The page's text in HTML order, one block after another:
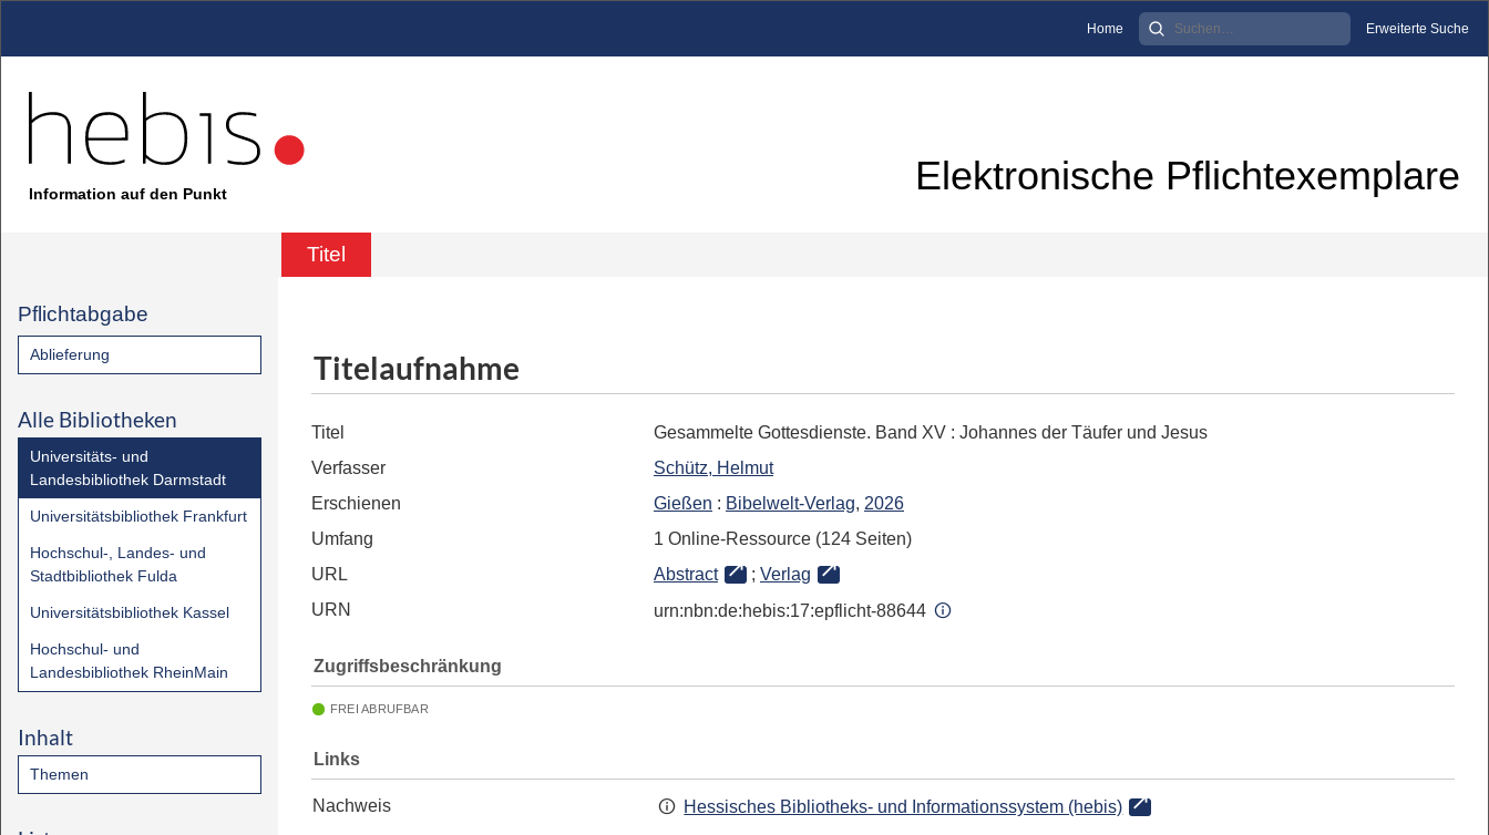
Home Erweiterte Suche
Information auf den Punkt Elektronische Pflichtexemplare
Titel
Pflichtabgabe
Ablieferung
Alle Bibliotheken
Universitäts- und
Landesbibliothek Darmstadt
Universitätsbibliothek Frankfurt
Hochschul-, Landes- und
Stadtbibliothek Fulda
Universitätsbibliothek Kassel
Hochschul- und
Landesbibliothek RheinMain
Inhalt
Themen
Titelaufnahme
Titel Gesammelte Gottesdienste. Band XV : Johannes der Täufer und Jesus
Verfasser
Schütz, Helmut
Erschienen
Gießen : Bibelwelt-Verlag, 2026
Umfang
1 Online-Ressource (124 Seiten)
URL
Abstract ; Verlag
URN
urn:nbn:de:hebis:17:epflicht-88644
Zugriffsbeschränkung
FREI ABRUFBAR
Links
Nachweis Hessisches Bibliotheks- und Informationssystem (hebis)